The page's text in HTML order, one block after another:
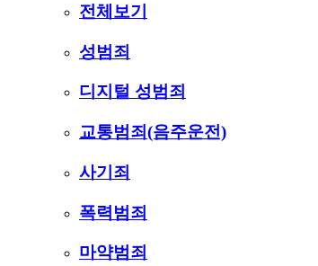
전체보기
성범죄
디지털 성범죄
교통범죄(음주운전)
사기죄
폭력범죄
마약범죄